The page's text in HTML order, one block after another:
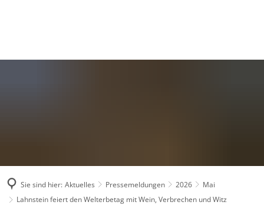
Sie sind hier: Aktuelles Pressemeldungen 2026
Mai
Lahnstein feiert den Welterbetag mit Wein, Verbrechen und Witz